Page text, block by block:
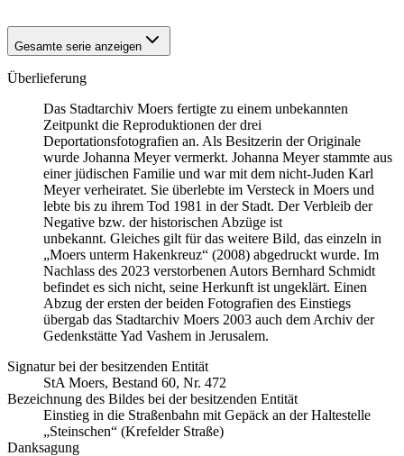
Gesamte serie anzeigen
Überlieferung
Das Stadtarchiv Moers fertigte zu einem unbekannten
Zeitpunkt die Reproduktionen der drei
Deportationsfotografien an. Als Besitzerin der Originale
wurde Johanna Meyer vermerkt. Johanna Meyer stammte aus
einer jüdischen Familie und war mit dem nicht-Juden Karl
Meyer verheiratet. Sie überlebte im Versteck in Moers und
lebte bis zu ihrem Tod 1981 in der Stadt. Der Verbleib der
Negative bzw. der historischen Abzüge ist
unbekannt. Gleiches gilt für das weitere Bild, das einzeln in
„Moers unterm Hakenkreuz“ (2008) abgedruckt wurde. Im
Nachlass des 2023 verstorbenen Autors Bernhard Schmidt
befindet es sich nicht, seine Herkunft ist ungeklärt. Einen
Abzug der ersten der beiden Fotografien des Einstiegs
übergab das Stadtarchiv Moers 2003 auch dem Archiv der
Gedenkstätte Yad Vashem in Jerusalem.
Signatur bei der besitzenden Entität
StA Moers, Bestand 60, Nr. 472
Bezeichnung des Bildes bei der besitzenden Entität
Einstieg in die Straßenbahn mit Gepäck an der Haltestelle
„Steinschen“ (Krefelder Straße)
Danksagung